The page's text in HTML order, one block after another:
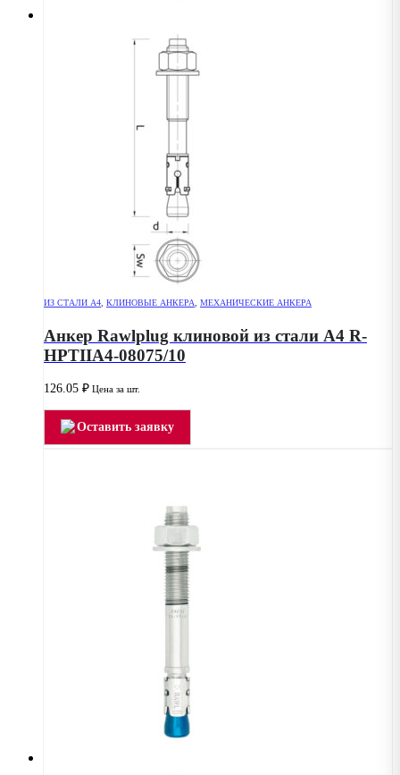
ИЗ СТАЛИ А4 КЛИНОВЫЕ АНКЕРА МЕХАНИЧЕСКИЕ АНКЕРА
Анкер Rawlplug клиновой из стали А4 R-
HPTIIA4-08075/10
126.05 ₽ Цена за шт.
Оставить заявку